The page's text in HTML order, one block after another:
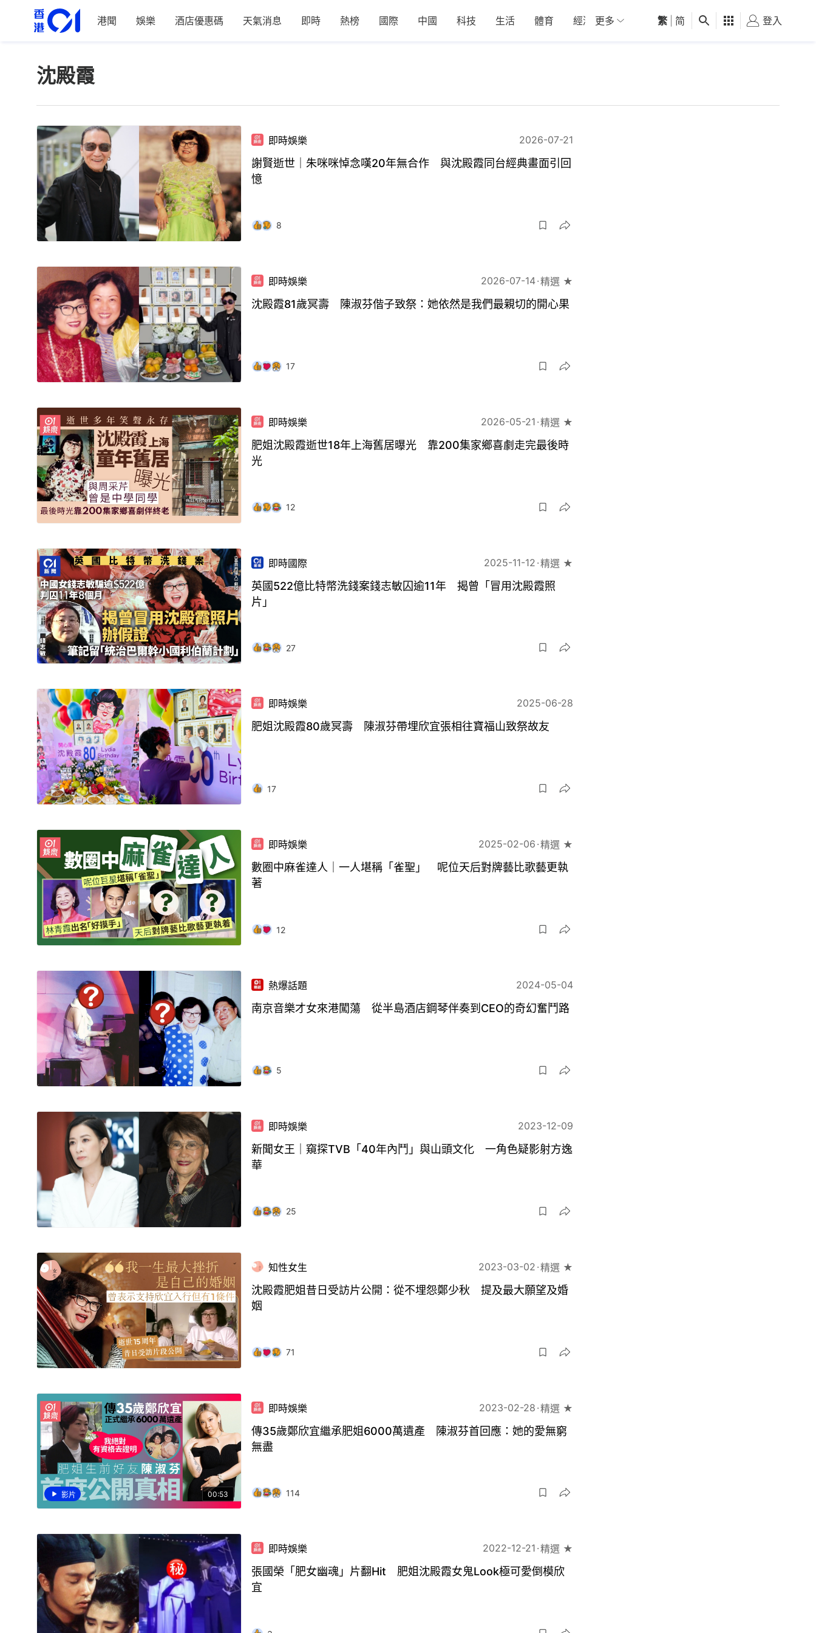
港聞 娛樂 酒店優惠碼 天氣消息 即時 熱榜 國際 中國 科技 生活 體育 經濟 01深圳 觀點 健康 好食玩飛
更多 繁 简 登入
沈殿霞
即時娛樂 2026-07-21
謝賢逝世｜朱咪咪悼念嘆20年無合作 與沈殿霞同台經典畫面引回
憶
8
即時娛樂 2026-07-14 精選 ★
沈殿霞81歲冥壽 陳淑芬偕子致祭：她依然是我們最親切的開心果
17
即時娛樂 2026-05-21 精選 ★
肥姐沈殿霞逝世18年上海舊居曝光 靠200集家鄉喜劇走完最後時
光
12
即時國際 2025-11-12 精選 ★
英國522億比特幣洗錢案錢志敏囚逾11年 揭曾「冒用沈殿霞照
片」
27
即時娛樂 2025-06-28
肥姐沈殿霞80歲冥壽 陳淑芬帶埋欣宜張相往寶福山致祭故友
17
即時娛樂 2025-02-06 精選 ★
數圈中麻雀達人｜一人堪稱「雀聖」 呢位天后對牌藝比歌藝更執
著
12
熱爆話題 2024-05-04
南京音樂才女來港闖蕩 從半島酒店鋼琴伴奏到CEO的奇幻奮鬥路
5
即時娛樂 2023-12-09
新聞女王｜窺探TVB「40年內鬥」與山頭文化 一角色疑影射方逸
華
25
知性女生 2023-03-02 精選 ★
沈殿霞肥姐昔日受訪片公開：從不埋怨鄭少秋 提及最大願望及婚
姻
71
影片 00:53
即時娛樂 2023-02-28 精選 ★
傳35歲鄭欣宜繼承肥姐6000萬遺產 陳淑芬首回應：她的愛無窮
無盡
114
即時娛樂 2022-12-21 精選 ★
張國榮「肥女幽魂」片翻Hit 肥姐沈殿霞女鬼Look極可愛倒模欣
宜